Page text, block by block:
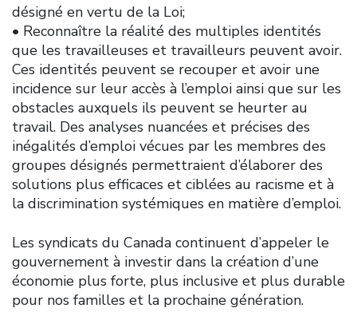
désigné en vertu de la Loi;
• Reconnaître la réalité des multiples identités
que les travailleuses et travailleurs peuvent avoir.
Ces identités peuvent se recouper et avoir une
incidence sur leur accès à l’emploi ainsi que sur les
obstacles auxquels ils peuvent se heurter au
travail. Des analyses nuancées et précises des
inégalités d’emploi vécues par les membres des
groupes désignés permettraient d’élaborer des
solutions plus efficaces et ciblées au racisme et à
la discrimination systémiques en matière d’emploi.
Les syndicats du Canada continuent d’appeler le
gouvernement à investir dans la création d’une
économie plus forte, plus inclusive et plus durable
pour nos familles et la prochaine génération.